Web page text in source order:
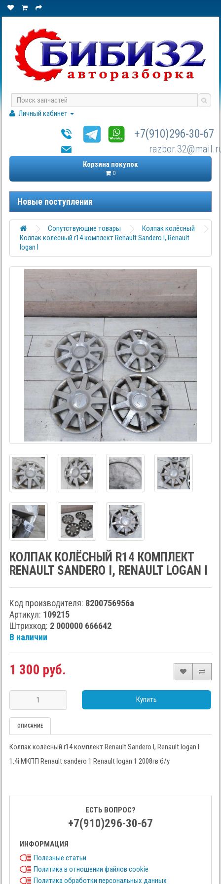
Личный кабинет
+7(910)296-30-67
Корзина покупок
0
Новые поступления
Сопутствующие товары
Колпак колёсный
Колпак колёсный r14 комплект Renault Sandero I, Renault
logan I
КОЛПАК КОЛЁСНЫЙ R14 КОМПЛЕКТ
RENAULT SANDERO I, RENAULT LOGAN I
Код производителя: 8200756956a
Артикул: 109215
Штрихкод: 2 000000 666642
В наличии
1 300 руб.
Купить
ОПИСАНИЕ
Колпак колёсный r14 комплект Renault Sandero I, Renault logan I
1.4i МКПП Renault sandero 1 Renault logan 1 2008гв б/у
ЕСТЬ ВОПРОС?
+7(910)296-30-67
ИНФОРМАЦИЯ
Полезные статьи
Политика в отношении файлов cookie
Политика обработки персональных данных